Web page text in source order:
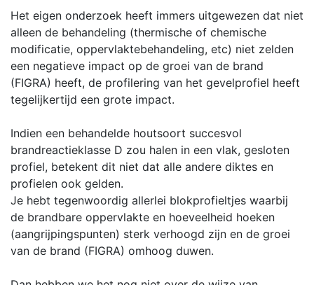
Het eigen onderzoek heeft immers uitgewezen dat niet
alleen de behandeling (thermische of chemische
modificatie, oppervlaktebehandeling, etc) niet zelden
een negatieve impact op de groei van de brand
(FIGRA) heeft, de profilering van het gevelprofiel heeft
tegelijkertijd een grote impact.
Indien een behandelde houtsoort succesvol
brandreactieklasse D zou halen in een vlak, gesloten
profiel, betekent dit niet dat alle andere diktes en
profielen ook gelden.
Je hebt tegenwoordig allerlei blokprofieltjes waarbij
de brandbare oppervlakte en hoeveelheid hoeken
(aangrijpingspunten) sterk verhoogd zijn en de groei
van de brand (FIGRA) omhoog duwen.